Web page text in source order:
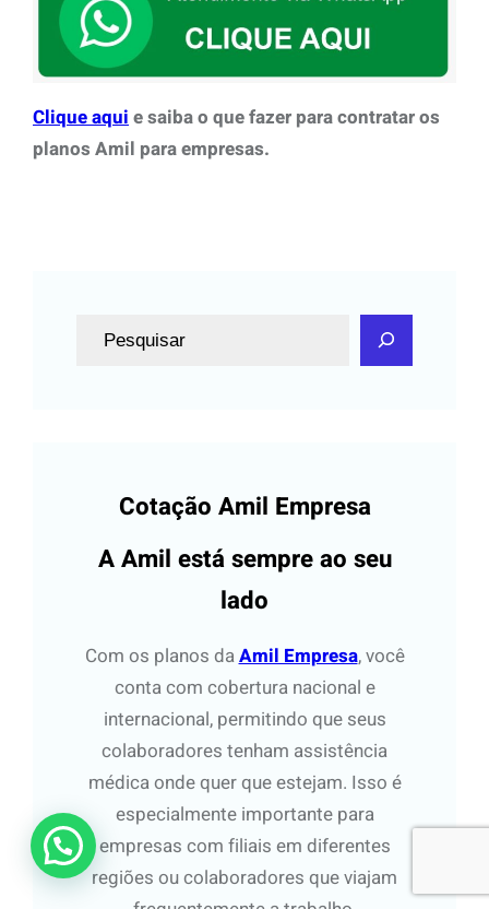
Clique aqui e saiba o que fazer para contratar os
planos Amil para empresas.
Cotação Amil Empresa
A Amil está sempre ao seu
lado
Com os planos daAmil Empresa, você
conta com cobertura nacional e
internacional, permitindo que seus
colaboradores tenham assistência
médica onde quer que estejam. Isso é
especialmente importante para
empresas com filiais em diferentes
regiões ou colaboradores que viajam